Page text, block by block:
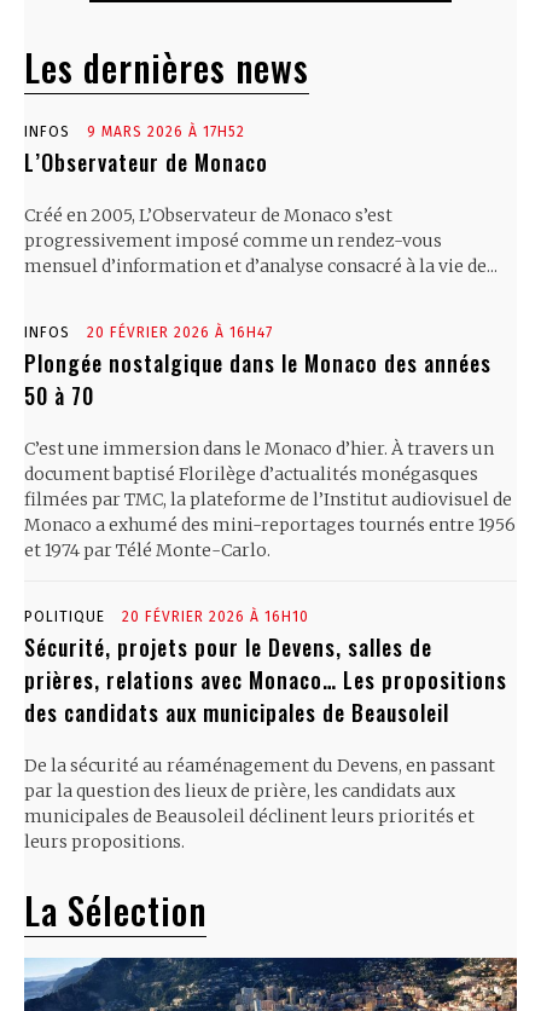
Les dernières news
INFOS 9 MARS 2026 À 17H52
L’Observateur de Monaco
Créé en 2005, L’Observateur de Monaco s’est
progressivement imposé comme un rendez-vous
mensuel d’information et d’analyse consacré à la vie de...
INFOS 20 FÉVRIER 2026 À 16H47
Plongée nostalgique dans le Monaco des années
50 à 70
C’est une immersion dans le Monaco d’hier. À travers un
document baptisé Florilège d’actualités monégasques
filmées par TMC, la plateforme de l’Institut audiovisuel de
Monaco a exhumé des mini-reportages tournés entre 1956
et 1974 par Télé Monte-Carlo.
POLITIQUE 20 FÉVRIER 2026 À 16H10
Sécurité, projets pour le Devens, salles de
prières, relations avec Monaco… Les propositions
des candidats aux municipales de Beausoleil
De la sécurité au réaménagement du Devens, en passant
par la question des lieux de prière, les candidats aux
municipales de Beausoleil déclinent leurs priorités et
leurs propositions.
La Sélection